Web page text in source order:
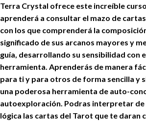
Terra Crystal ofrece este increíble
aprenderá a consultar el mazo de
con los que comprenderá la
significado de sus arcanos mayores y
guía, desarrollando su sensibilidad con
herramienta. Aprenderás de manera
para ti y para otros de forma sencilla y
una poderosa herramienta de auto-
autoexploración. Podras interpretar de
lógica las cartas del Tarot que te daran